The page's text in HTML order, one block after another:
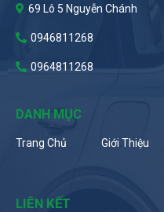
69 Lô 5 Nguyễn Chánh
0946811268
0964811268
DANH MỤC
Trang Chủ Giới Thiệu
LIÊN KẾT